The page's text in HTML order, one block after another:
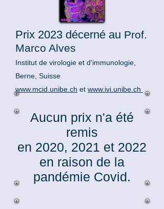
Prix 2023 décerné au Prof.
Marco Alves
Institut de virologie et d'immunologie,
Berne, Suisse
www.mcid.unibe.ch et www.ivi.unibe.ch
Aucun prix n'a été
remis
en 2020, 2021 et 2022
en raison de la
pandémie Covid.